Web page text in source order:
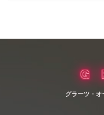
グラーツ・